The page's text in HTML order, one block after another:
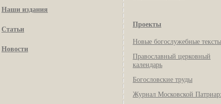
Наши издания
Статьи
Новости
Проекты
Новые богослужебные тексты
Православный церковный
календарь
Богословские труды
Журнал Московской